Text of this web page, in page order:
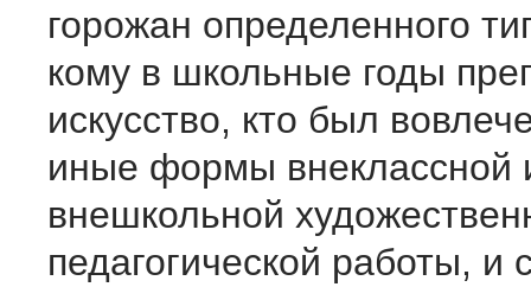
горожан определенного
кому в школьные годы
искусство, кто был
иные формы внеклассной
внешкольной
педагогической работы, и